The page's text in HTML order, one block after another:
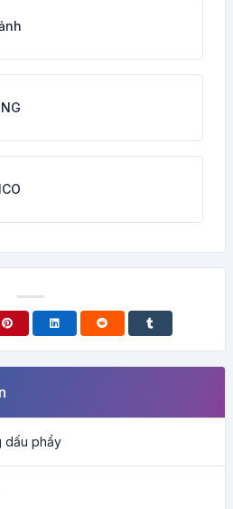
dấu phẩy